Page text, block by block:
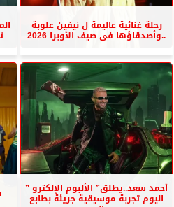
رحلة غنائية عاليمة ل نيفين علوبة
..وأصدقاؤها فى صيف الأوبرا 2026
أحمد سعد..يطلق” الألبوم الإلكترو ”
اليوم تجربة موسيقية جريئة بطابع